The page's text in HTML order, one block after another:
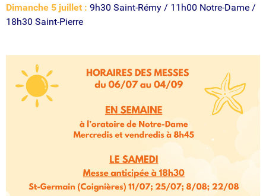
Dimanche 5 juillet : 9h30 Saint-Rémy / 11h00 Notre-Dame /
18h30 Saint-Pierre